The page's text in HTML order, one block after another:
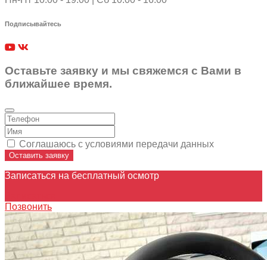
Подписывайтесь
Оставьте заявку и мы свяжемся с Вами в
ближайшее время.
Соглашаюсь с условиями передачи данных
Оставить заявку
Записаться на бесплатный осмотр
Позвонить